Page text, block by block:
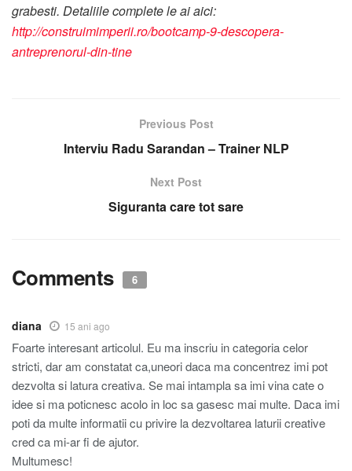
grabesti. Detaliile complete le ai aici:
http://construimimperii.ro/bootcamp-9-descopera-
antreprenorul-din-tine
Previous Post
Interviu Radu Sarandan – Trainer NLP
Next Post
Siguranta care tot sare
Comments 6
diana 15 ani ago
Foarte interesant articolul. Eu ma inscriu in categoria celor
stricti, dar am constatat ca,uneori daca ma concentrez imi pot
dezvolta si latura creativa. Se mai intampla sa imi vina cate o
idee si ma poticnesc acolo in loc sa gasesc mai multe. Daca imi
poti da multe informatii cu privire la dezvoltarea laturii creative
cred ca mi-ar fi de ajutor.
Multumesc!